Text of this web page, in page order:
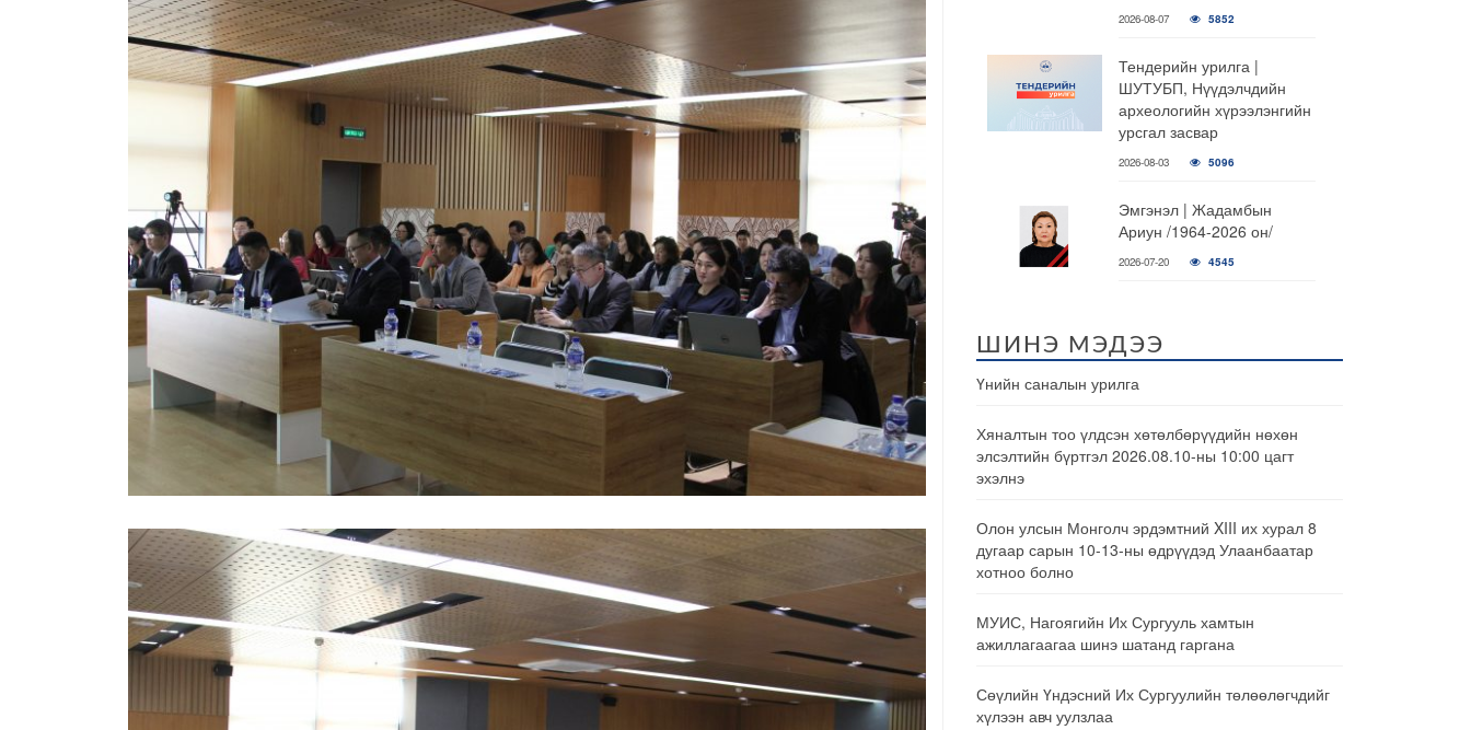
2026-08-07 5852
Тендерийн урилга |
ШУТУБП, Нүүдэлчдийн
археологийн хүрээлэнгийн
урсгал засвар
2026-08-03 5096
Эмгэнэл | Жадамбын
Ариун /1964-2026 он/
2026-07-20 4545
ШИНЭ МЭДЭЭ
Үнийн саналын урилга
Хяналтын тоо үлдсэн хөтөлбөрүүдийн нөхөн
элсэлтийн бүртгэл 2026.08.10-ны 10:00 цагт
эхэлнэ
Олон улсын Монголч эрдэмтний XIII их хурал 8
дугаар сарын 10-13-ны өдрүүдэд Улаанбаатар
хотноо болно
МУИС, Нагоягийн Их Сургууль хамтын
ажиллагаагаа шинэ шатанд гаргана
Сөүлийн Үндэсний Их Сургуулийн төлөөлөгчдийг
хүлээн авч уулзлаа